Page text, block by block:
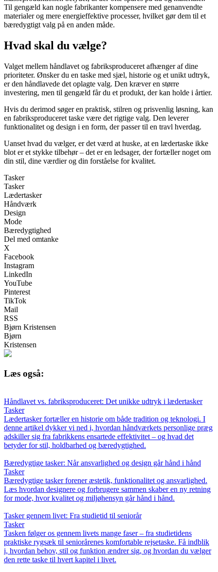
Til gengæld kan nogle fabrikanter kompensere med genanvendte
materialer og mere energieffektive processer, hvilket gør dem til et
bæredygtigt valg på en anden måde.
Hvad skal du vælge?
Valget mellem håndlavet og fabriksproduceret afhænger af dine
prioriteter. Ønsker du en taske med sjæl, historie og et unikt udtryk,
er den håndlavede det oplagte valg. Den kræver en større
investering, men til gengæld får du et produkt, der kan holde i årtier.
Hvis du derimod søger en praktisk, stilren og prisvenlig løsning, kan
en fabriksproduceret taske være det rigtige valg. Den leverer
funktionalitet og design i en form, der passer til en travl hverdag.
Uanset hvad du vælger, er det værd at huske, at en lædertaske ikke
blot er et stykke tilbehør – det er en ledsager, der fortæller noget om
din stil, dine værdier og din forståelse for kvalitet.
Tasker
Tasker
Lædertasker
Håndværk
Design
Mode
Bæredygtighed
Del med omtanke
X
Facebook
Instagram
LinkedIn
YouTube
Pinterest
TikTok
Mail
RSS
Bjørn Kristensen
Bjørn
Kristensen
Læs også:
Håndlavet vs. fabriksproduceret: Det unikke udtryk i lædertasker
Tasker
Lædertasker fortæller en historie om både tradition og teknologi. I
denne artikel dykker vi ned i, hvordan håndværkets personlige præg
adskiller sig fra fabrikkens ensartede effektivitet – og hvad det
betyder for stil, holdbarhed og bæredygtighed.
Bæredygtige tasker: Når ansvarlighed og design går hånd i hånd
Tasker
Bæredygtige tasker forener æstetik, funktionalitet og ansvarlighed.
Læs hvordan designere og forbrugere sammen skaber en ny retning
for mode, hvor kvalitet og miljøhensyn går hånd i hånd.
Tasker gennem livet: Fra studietid til seniorår
Tasker
Tasken følger os gennem livets mange faser – fra studietidens
praktiske rygsæk til seniorårenes komfortable rejsetaske. Få indblik
i, hvordan behov, stil og funktion ændrer sig, og hvordan du vælger
den rette taske til hvert kapitel i livet.